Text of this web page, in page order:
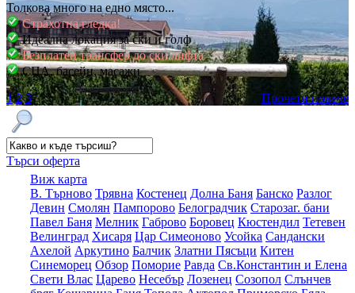
Толкова много на едно място...
Страхотна гледка!
Идеална локация за ски и голф
Безплатен трансфер до ски лифта
СПА, басейн, масажи
Прочети повече
1 2 3
Търси оферта
Виж карта
В. Търново Трявна Костенец Долна Баня Банско Разлог
Девин Смолян Пампорово Белоградчик Старозаг. бани
Павел Баня Мелник Габрово Боровец Кюстендил Тетевен
Велинград Хисаря Цар Симеоново Усойка Сандански
Ахелой Аркутино Балчик Златни Пясъци Китен
Синеморец Обзор Поморие Равда Св.Константин и Елена
Свети Влас Царево Несебър Лозенец Созопол Слънчев